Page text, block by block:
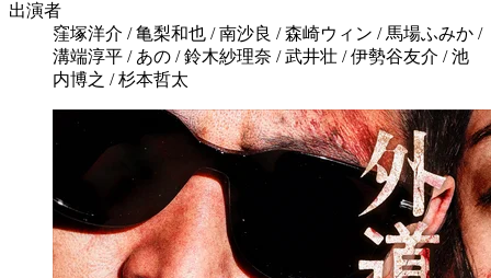
出演者
窪塚洋介 / 亀梨和也 / 南沙良 / 森崎ウィン / 馬場ふみか /
溝端淳平 / あの / 鈴木紗理奈 / 武井壮 / 伊勢谷友介 / 池
内博之 / 杉本哲太